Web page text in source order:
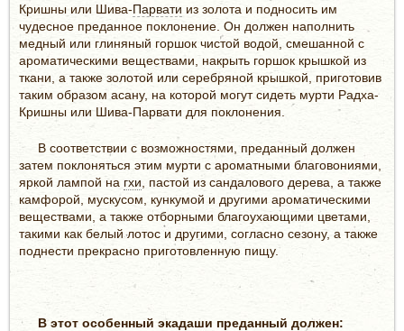
Кришны или Шива-Парвати из золота и подносить им
чудесное преданное поклонение. Он должен наполнить
медный или глиняный горшок чистой водой, смешанной с
ароматическими веществами, накрыть горшок крышкой из
ткани, а также золотой или серебряной крышкой, приготовив
таким образом асану, на которой могут сидеть мурти Радха-
Кришны или Шива-Парвати для поклонения.
В соответствии с возможностями, преданный должен
затем поклоняться этим мурти с ароматными благовониями,
яркой лампой на гхи , пастой из сандалового дерева, а также
камфорой, мускусом, кункумой и другими ароматическими
веществами, а также отборными благоухающими цветами,
такими как белый лотос и другими, согласно сезону, а также
поднести прекрасно приготовленную пищу.
В этот особенный экадаши преданный должен: